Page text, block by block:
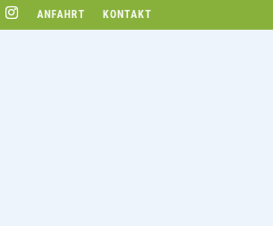
ANFAHRT KONTAKT